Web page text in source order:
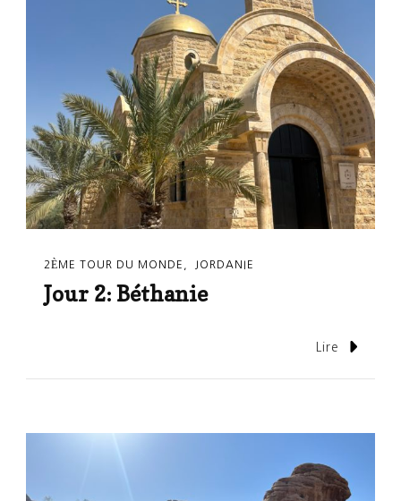
2ÈME TOUR DU MONDE JORDANIE
Jour 2: Béthanie
Lire